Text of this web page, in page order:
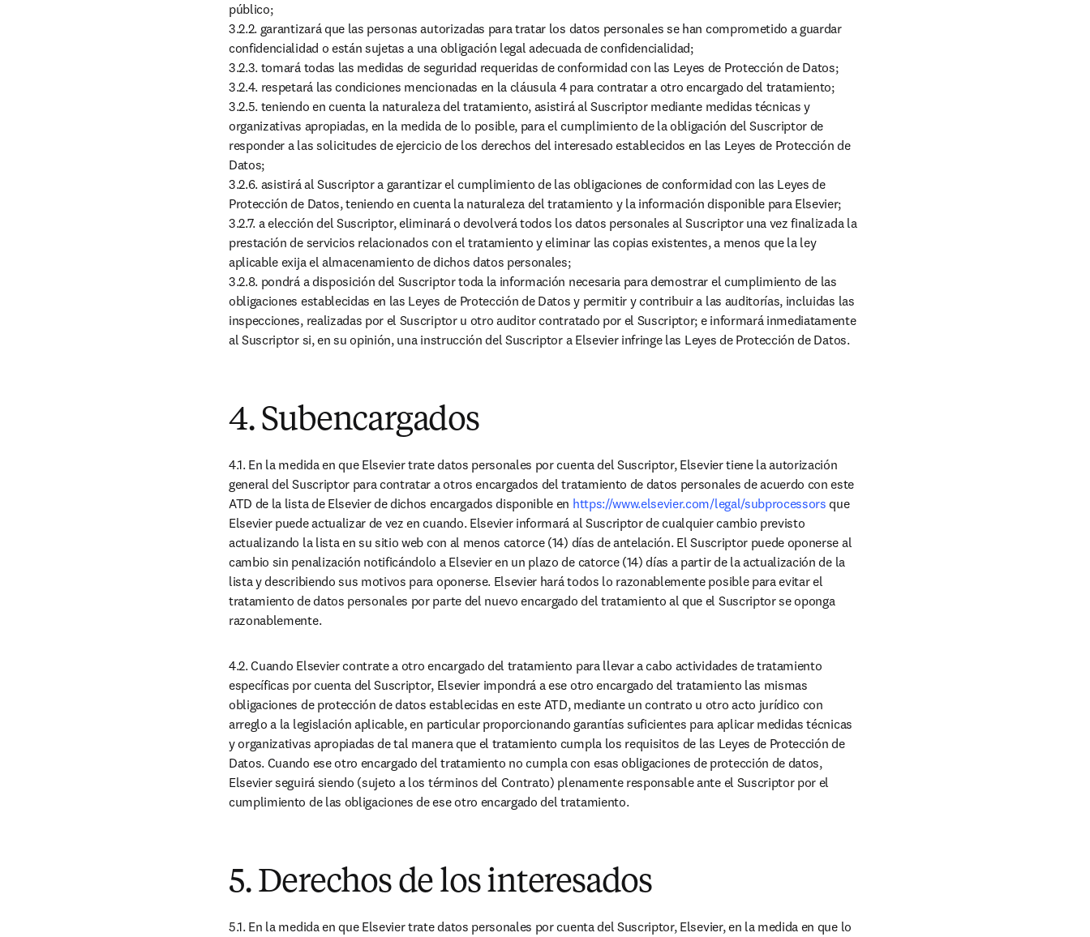
público;
3.2.2. garantizará que las personas autorizadas para tratar los datos personales se han comprometido a guardar
confidencialidad o están sujetas a una obligación legal adecuada de confidencialidad;
3.2.3. tomará todas las medidas de seguridad requeridas de conformidad con las Leyes de Protección de Datos;
3.2.4. respetará las condiciones mencionadas en la cláusula 4 para contratar a otro encargado del tratamiento;
3.2.5. teniendo en cuenta la naturaleza del tratamiento, asistirá al Suscriptor mediante medidas técnicas y
organizativas apropiadas, en la medida de lo posible, para el cumplimiento de la obligación del Suscriptor de
responder a las solicitudes de ejercicio de los derechos del interesado establecidos en las Leyes de Protección de
Datos;
3.2.6. asistirá al Suscriptor a garantizar el cumplimiento de las obligaciones de conformidad con las Leyes de
Protección de Datos, teniendo en cuenta la naturaleza del tratamiento y la información disponible para Elsevier;
3.2.7. a elección del Suscriptor, eliminará o devolverá todos los datos personales al Suscriptor una vez finalizada la
prestación de servicios relacionados con el tratamiento y eliminar las copias existentes, a menos que la ley
aplicable exija el almacenamiento de dichos datos personales;
3.2.8. pondrá a disposición del Suscriptor toda la información necesaria para demostrar el cumplimiento de las
obligaciones establecidas en las Leyes de Protección de Datos y permitir y contribuir a las auditorías, incluidas las
inspecciones, realizadas por el Suscriptor u otro auditor contratado por el Suscriptor; e informará inmediatamente
al Suscriptor si, en su opinión, una instrucción del Suscriptor a Elsevier infringe las Leyes de Protección de Datos.
4. Subencargados
4.1. En la medida en que Elsevier trate datos personales por cuenta del Suscriptor, Elsevier tiene la autorización
general del Suscriptor para contratar a otros encargados del tratamiento de datos personales de acuerdo con este
ATD de la lista de Elsevier de dichos encargados disponible en https://www.elsevier.com/legal/subprocessors que
Elsevier puede actualizar de vez en cuando. Elsevier informará al Suscriptor de cualquier cambio previsto
actualizando la lista en su sitio web con al menos catorce (14) días de antelación. El Suscriptor puede oponerse al
cambio sin penalización notificándolo a Elsevier en un plazo de catorce (14) días a partir de la actualización de la
lista y describiendo sus motivos para oponerse. Elsevier hará todos lo razonablemente posible para evitar el
tratamiento de datos personales por parte del nuevo encargado del tratamiento al que el Suscriptor se oponga
razonablemente.
4.2. Cuando Elsevier contrate a otro encargado del tratamiento para llevar a cabo actividades de tratamiento
específicas por cuenta del Suscriptor, Elsevier impondrá a ese otro encargado del tratamiento las mismas
obligaciones de protección de datos establecidas en este ATD, mediante un contrato u otro acto jurídico con
arreglo a la legislación aplicable, en particular proporcionando garantías suficientes para aplicar medidas técnicas
y organizativas apropiadas de tal manera que el tratamiento cumpla los requisitos de las Leyes de Protección de
Datos. Cuando ese otro encargado del tratamiento no cumpla con esas obligaciones de protección de datos,
Elsevier seguirá siendo (sujeto a los términos del Contrato) plenamente responsable ante el Suscriptor por el
cumplimiento de las obligaciones de ese otro encargado del tratamiento.
5. Derechos de los interesados
5.1. En la medida en que Elsevier trate datos personales por cuenta del Suscriptor, Elsevier, en la medida en que lo